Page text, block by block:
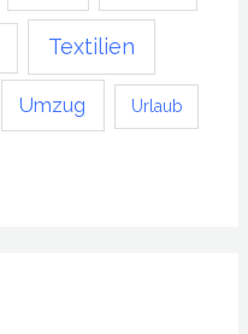
Textilien
Umzug Urlaub